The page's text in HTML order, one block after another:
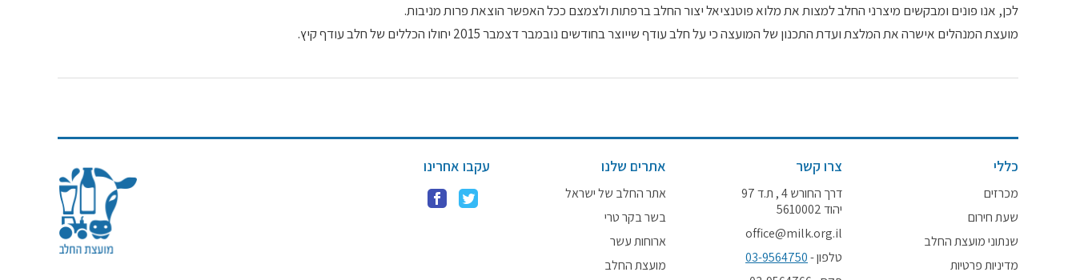
לכן, אנו פונים ומבקשים מיצרני החלב למצות את מלוא פוטנציאל יצור החלב ברפתות ולצמצם ככל האפשר הוצאת פרות מניבות.
מועצת המנהלים אישרה את המלצת ועדת התכנון של המועצה כי על חלב עודף שייוצר בחודשים נובמבר דצמבר 2015 יחולו הכללים של חלב עודף קיץ.
כללי
מכרזים
שעת חירום
שנתוני מועצת החלב
מדיניות פרטיות
צרו קשר
דרך החורש 4 , ת.ד 97
יהוד 5610002
office@milk.org.il
טלפון -03-9564750
אתרים שלנו
אתר החלב של ישראל
בשר בקר טרי
ארוחות עשר
מועצת החלב
עקבו אחרינו